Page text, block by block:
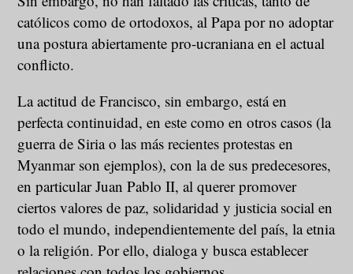
católicos como de ortodoxos, al Papa por no adoptar
una postura abiertamente pro-ucraniana en el actual
conflicto.
La actitud de Francisco, sin embargo, está en
perfecta continuidad, en este como en otros casos (la
guerra de Siria o las más recientes protestas en
Myanmar son ejemplos), con la de sus predecesores,
en particular Juan Pablo II, al querer promover
ciertos valores de paz, solidaridad y justicia social en
todo el mundo, independientemente del país, la etnia
o la religión. Por ello, dialoga y busca establecer